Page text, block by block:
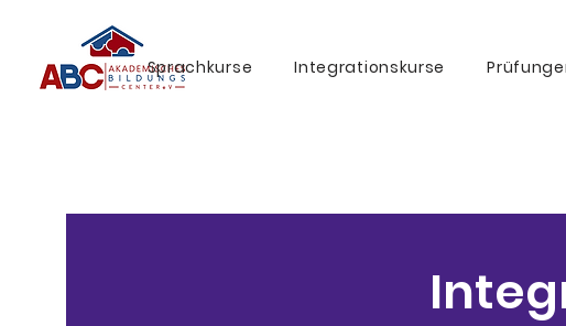
Sprachkurse Integrationskurse